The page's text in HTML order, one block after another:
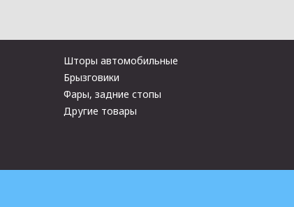
Шторы автомобильные
Брызговики
Фары, задние стопы
Другие товары